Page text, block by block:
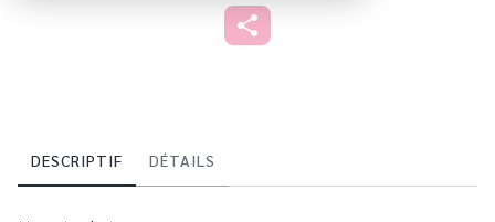
DESCRIPTIF DÉTAILS